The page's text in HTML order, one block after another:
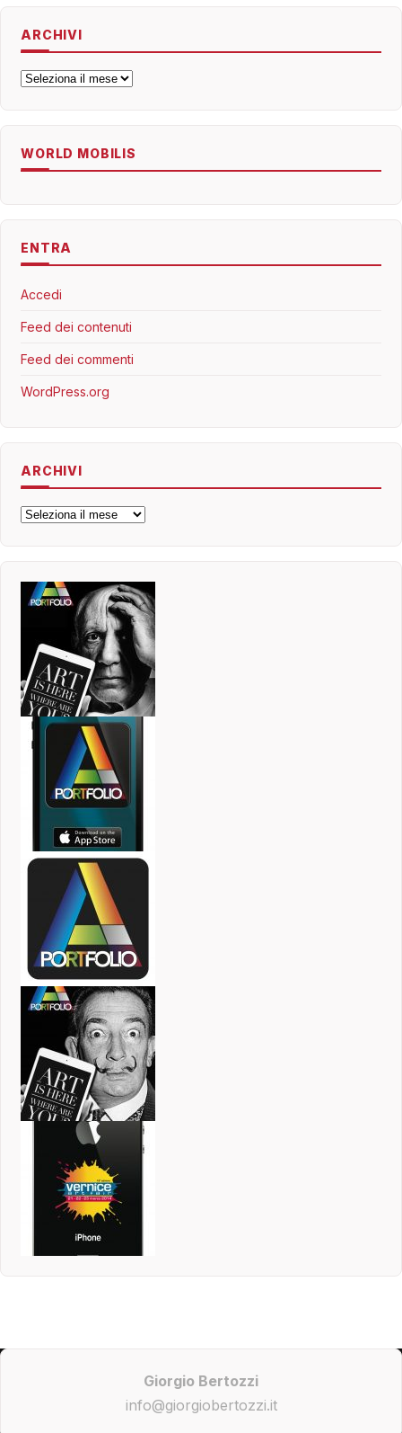
ARCHIVI
Archivi
WORLD MOBILIS
ENTRA
Accedi
Feed dei contenuti
Feed dei commenti
WordPress.org
ARCHIVI
Archivi
Giorgio Bertozzi
info@giorgiobertozzi.it